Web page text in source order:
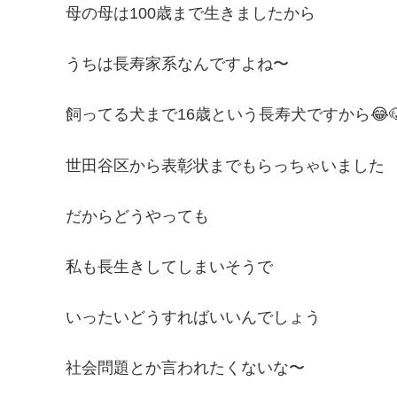
母の母は100歳まで生きましたから
うちは長寿家系なんですよね〜
飼ってる犬まで16歳という長寿犬ですから
世田谷区から表彰状までもらっちゃいました
だからどうやっても
私も長生きしてしまいそうで
いったいどうすればいいんでしょう
社会問題とか言われたくないな〜